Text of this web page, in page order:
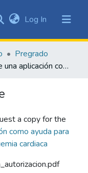
Log In (current)
Pregrado
Diseño de una aplicación como ayuda para predecir el riesgo de padecer una isquemia cardiaca
a copy for the
como ayuda para
cardiaca